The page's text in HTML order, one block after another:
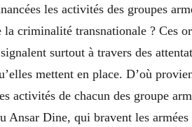
les activités des groupes
la criminalité transnationale ? Ces
surtout à travers des
mettent en place. D’où
activités de chacun des groupe
Ansar Dine, qui bravent les